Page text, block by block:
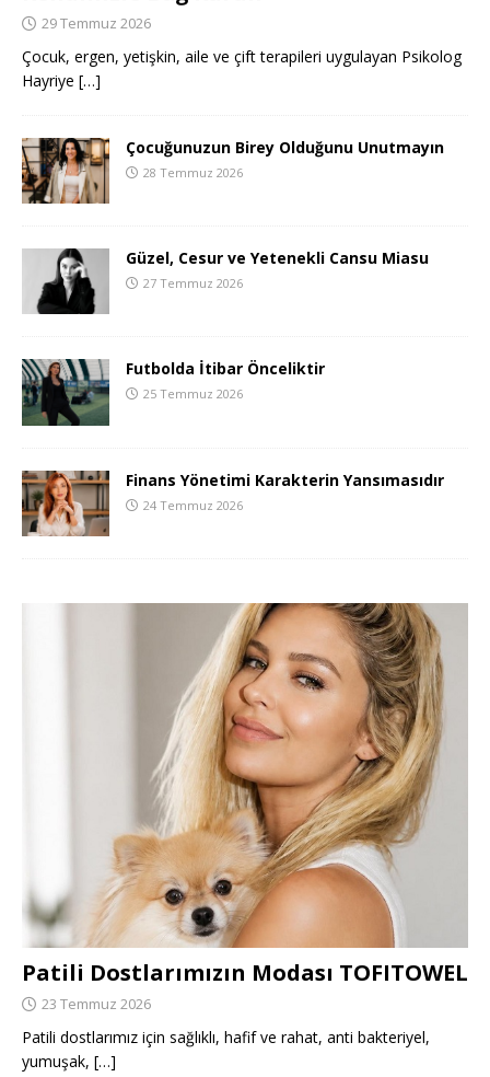
29 Temmuz 2026
Çocuk, ergen, yetişkin, aile ve çift terapileri uygulayan Psikolog
Hayriye […]
Çocuğunuzun Birey Olduğunu Unutmayın
28 Temmuz 2026
Güzel, Cesur ve Yetenekli Cansu Miasu
27 Temmuz 2026
Futbolda İtibar Önceliktir
25 Temmuz 2026
Finans Yönetimi Karakterin Yansımasıdır
24 Temmuz 2026
Patili Dostlarımızın Modası TOFITOWEL
23 Temmuz 2026
Patili dostlarımız için sağlıklı, hafif ve rahat, anti bakteriyel,
yumuşak, […]